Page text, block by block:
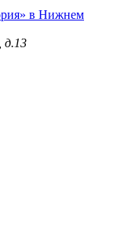
в Нижнем
д.13